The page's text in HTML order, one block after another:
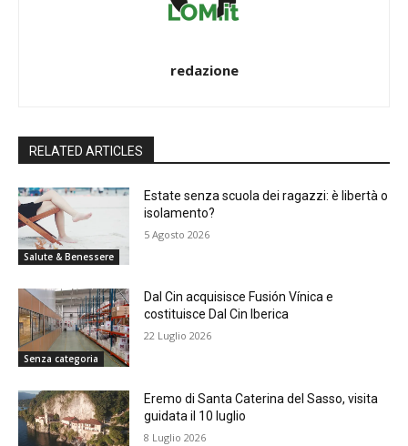
redazione
RELATED ARTICLES
Salute & Benessere
Estate senza scuola dei ragazzi: è libertà o
isolamento?
5 Agosto 2026
Senza categoria
Dal Cin acquisisce Fusión Vínica e
costituisce Dal Cin Iberica
22 Luglio 2026
Eremo di Santa Caterina del Sasso, visita
guidata il 10 luglio
8 Luglio 2026